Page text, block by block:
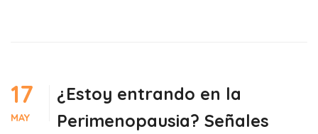
17
MAY
¿Estoy entrando en la
Perimenopausia? Señales